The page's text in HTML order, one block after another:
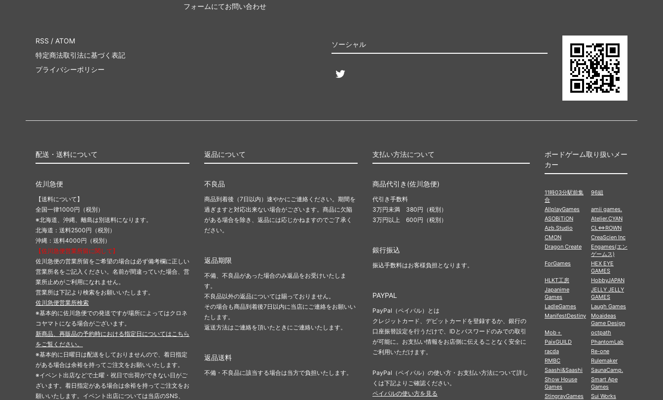
フォームにてお問い合わせ
ソーシャル
RSS / ATOM
特定商法取引法に基づく表記
プライバシーポリシー
配送・送料について
佐川急便
【送料について】
全国一律1000円（税別）
※北海道、沖縄、離島は別送料になります。
北海道：送料2500円（税別）
沖縄：送料4000円（税別）
【佐川急便営業所留に関して】
佐川急便の営業所留をご希望の場合は必ず備考欄に正しい
営業所名をご記入ください。名前が間違っていた場合、営
業所止めがご利用になれません。
営業所は下記より検索をお願いいたします。
佐川急便営業所検索
※基本的に佐川急便での発送ですが場所によってはクロネ
コヤマトになる場合がございます。
新商品、再販品の予約時における指定日についてはこちら
をご覧ください。
※基本的に日曜日は配送をしておりませんので、着日指定
がある場合は余裕を持ってご注文をお願いいたします。
※イベント出店などで土曜・祝日で出荷ができない日がご
ざいます。着日指定がある場合は余裕を持ってご注文をお
願いいたします。イベント出店については当店のSNS、
返品について
不良品
商品到着後（7日以内）速やかにご連絡ください。期間を
過ぎますと対応出来ない場合がございます。商品に欠陥
がある場合を除き、返品には応じかねますのでご了承く
ださい。
返品期限
不備、不良品があった場合のみ返品をお受けいたしま
す。
不良品以外の返品については賜っておりません。
その場合も商品到着後7日以内に当店にご連絡をお願いい
たします。
返送方法はご連絡を頂いたときにご連絡いたします。
返品送料
不備・不良品に該当する場合は当方で負担いたします。
支払い方法について
商品代引き(佐川急便)
代引き手数料
3万円未満 380円（税別）
3万円以上 600円（税別）
銀行振込
振込手数料はお客様負担となります。
PAYPAL
PayPal（ペイパル）とは
クレジットカード、デビットカードを登録するか、銀行の
口座振替設定を行うだけで、IDとパスワードのみでの取引
が可能に。お支払い情報をお店側に伝えることなく安全に
ご利用いただけます。
PayPal（ペイパル）の使い方・お支払い方法について詳し
くは下記よりご確認ください。
ペイパルの使い方を見る
ボードゲーム取り扱いメー
カー
11時03分駅前集
合
96組
AllplayGames
amii games.
ASOBiTiON
Atelier.CYAN
Azb.Studio
CL⇔ROWN
CMON
CreaScien Inc
Dragon Create
Engames(エン
ゲームス)
ForGames
HEX EYE
GAMES
HLKT工房
HobbyJAPAN
Japanime
Games
JELLY JELLY
GAMES
LadleGames
Laugh Games
ManifestDestiny
Moaideas
Game Design
Mob＋
octpath
PaixGUILD
PhantomLab
racda
Re-one
RMBC
Rulemaker
Saashi&Saashi
SaunaCamp.
Show House
Games
Smart Ape
Games
StingrayGames
Sui Works